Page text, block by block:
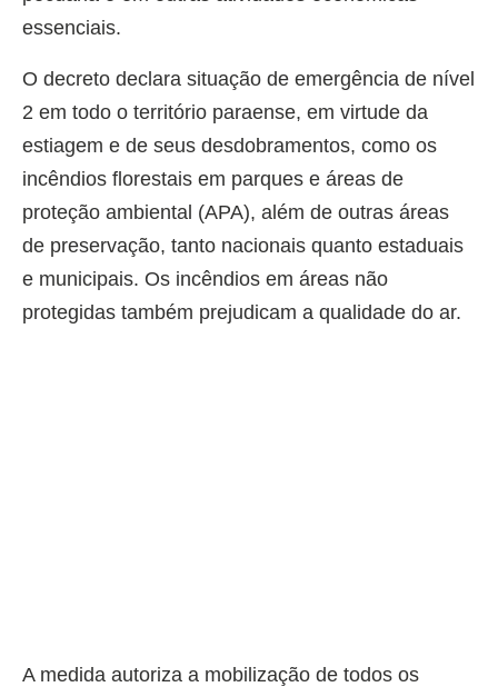
essenciais.
O decreto declara situação de emergência de nível
2 em todo o território paraense, em virtude da
estiagem e de seus desdobramentos, como os
incêndios florestais em parques e áreas de
proteção ambiental (APA), além de outras áreas
de preservação, tanto nacionais quanto estaduais
e municipais. Os incêndios em áreas não
protegidas também prejudicam a qualidade do ar.
A medida autoriza a mobilização de todos os